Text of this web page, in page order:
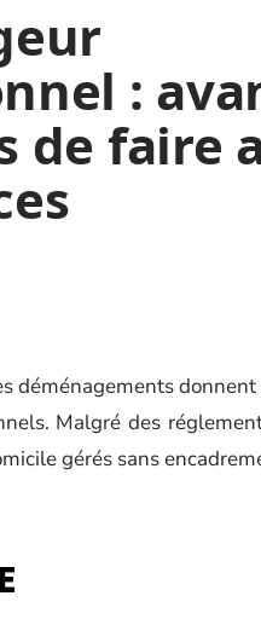
:
de faire
déménagements
Malgré des
gérés sans